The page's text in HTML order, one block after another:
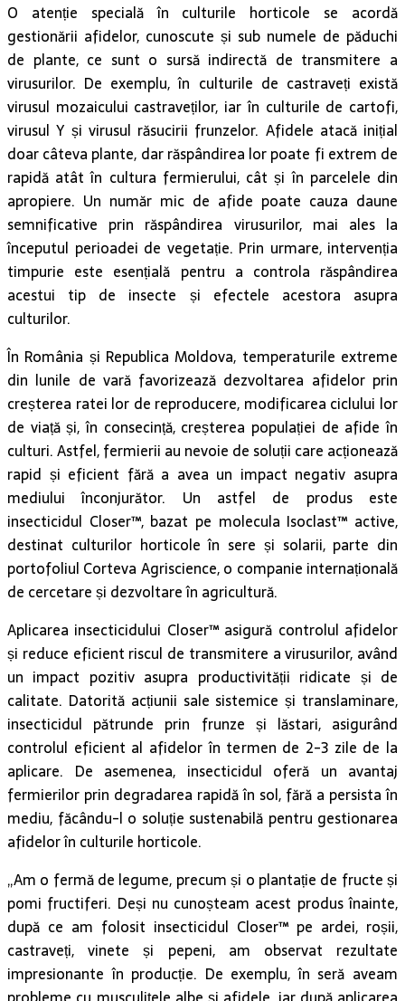
O atenție specială în culturile horticole se acordă
gestionării afidelor, cunoscute și sub numele de păduchi
de plante, ce sunt o sursă indirectă de transmitere a
virusurilor. De exemplu, în culturile de castraveți există
virusul mozaicului castraveților, iar în culturile de cartofi,
virusul Y și virusul răsucirii frunzelor. Afidele atacă inițial
doar câteva plante, dar răspândirea lor poate fi extrem de
rapidă atât în cultura fermierului, cât și în parcelele din
apropiere. Un număr mic de afide poate cauza daune
semnificative prin răspândirea virusurilor, mai ales la
începutul perioadei de vegetație. Prin urmare, intervenția
timpurie este esențială pentru a controla răspândirea
acestui tip de insecte și efectele acestora asupra
culturilor.
În România și Republica Moldova, temperaturile extreme
din lunile de vară favorizează dezvoltarea afidelor prin
creșterea ratei lor de reproducere, modificarea ciclului lor
de viață și, în consecință, creșterea populației de afide în
culturi. Astfel, fermierii au nevoie de soluții care acționează
rapid și eficient fără a avea un impact negativ asupra
mediului înconjurător. Un astfel de produs este
insecticidul Closer™, bazat pe molecula Isoclast™ active,
destinat culturilor horticole în sere și solarii, parte din
portofoliul Corteva Agriscience, o companie internațională
de cercetare și dezvoltare în agricultură.
Aplicarea insecticidului Closer™ asigură controlul afidelor
și reduce eficient riscul de transmitere a virusurilor, având
un impact pozitiv asupra productivității ridicate și de
calitate. Datorită acțiunii sale sistemice și translaminare,
insecticidul pătrunde prin frunze și lăstari, asigurând
controlul eficient al afidelor în termen de 2-3 zile de la
aplicare. De asemenea, insecticidul oferă un avantaj
fermierilor prin degradarea rapidă în sol, fără a persista în
mediu, făcându-l o soluție sustenabilă pentru gestionarea
afidelor în culturile horticole.
„Am o fermă de legume, precum și o plantație de fructe și
pomi fructiferi. Deși nu cunoșteam acest produs înainte,
după ce am folosit insecticidul Closer™ pe ardei, roșii,
castraveți, vinete și pepeni, am observat rezultate
impresionante în producție. De exemplu, în seră aveam